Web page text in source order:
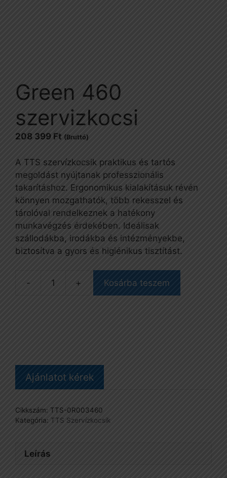
Green 460
szervizkocsi
208 399 Ft (Bruttó)
A TTS szervízkocsik praktikus és tartós
megoldást nyújtanak professzionális
takarításhoz. Ergonomikus kialakításuk révén
könnyen mozgathatók, több rekesszel és
tárolóval rendelkeznek a hatékony
munkavégzés érdekében. Ideálisak
szállodákba, irodákba és intézményekbe,
biztosítva a gyors és higiénikus tisztítást.
Green
Kosárba teszem
Ajánlatot kérek
Cikkszám: TTS-0R003460
Kategória: TTS Szervízkocsik
Leírás